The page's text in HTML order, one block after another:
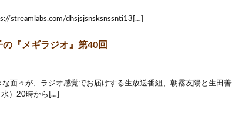
streamlabs.com/dhsjsjsnsksnssnti13[…]
『メギラジオ』第40回
な面々が、ラジオ感覚でお届けする生放送番組、朝霧友陽と生田
）20時から[…]